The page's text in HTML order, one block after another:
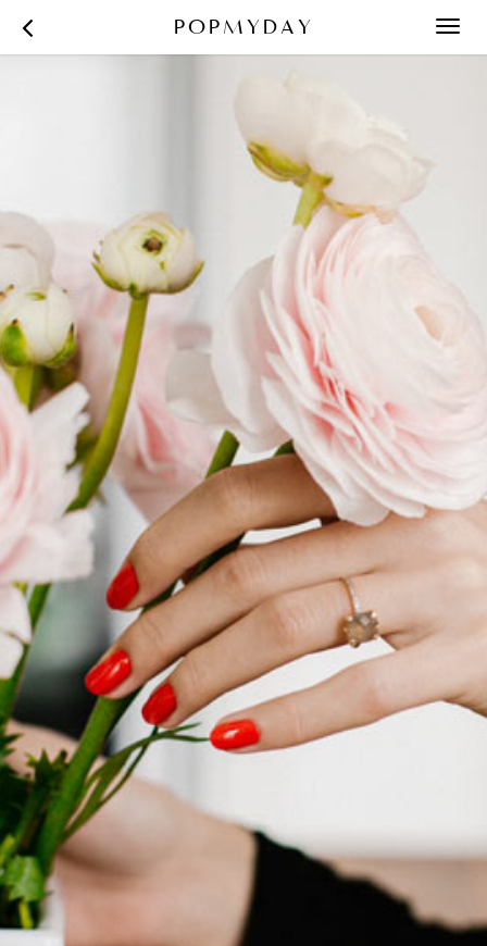
POPMYDAY